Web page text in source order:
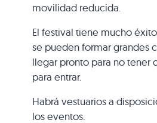
movilidad reducida.
El festival tiene mucho
se pueden formar grandes
llegar pronto para no tener
para entrar.
Habrá vestuarios a
los eventos.